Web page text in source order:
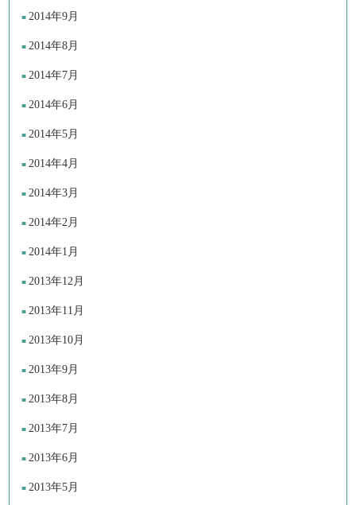
2014年9月
2014年8月
2014年7月
2014年6月
2014年5月
2014年4月
2014年3月
2014年2月
2014年1月
2013年12月
2013年11月
2013年10月
2013年9月
2013年8月
2013年7月
2013年6月
2013年5月